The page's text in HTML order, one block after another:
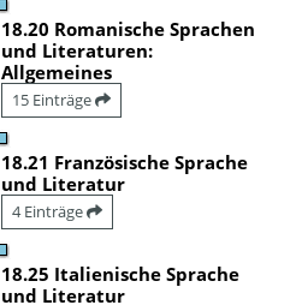
18.20 Romanische Sprachen
und Literaturen:
Allgemeines
15 Einträge
18.21 Französische Sprache
und Literatur
4 Einträge
18.25 Italienische Sprache
und Literatur